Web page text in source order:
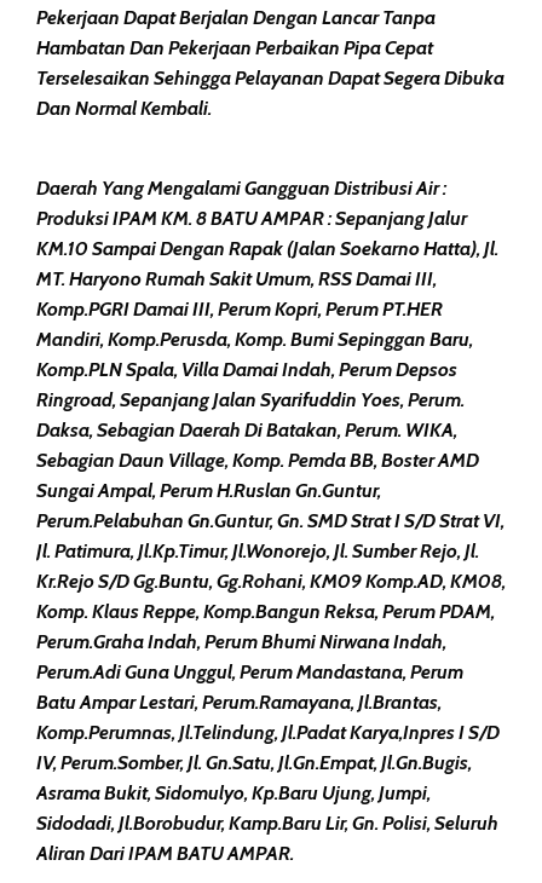
Pekerjaan Dapat Berjalan Dengan Lancar Tanpa
Hambatan Dan Pekerjaan Perbaikan Pipa Cepat
Terselesaikan Sehingga Pelayanan Dapat Segera Dibuka
Dan Normal Kembali.
Daerah Yang Mengalami Gangguan Distribusi Air :
Produksi IPAM KM. 8 BATU AMPAR : Sepanjang Jalur
KM.10 Sampai Dengan Rapak (Jalan Soekarno Hatta), Jl.
MT. Haryono Rumah Sakit Umum, RSS Damai III,
Komp.PGRI Damai III, Perum Kopri, Perum PT.HER
Mandiri, Komp.Perusda, Komp. Bumi Sepinggan Baru,
Komp.PLN Spala, Villa Damai Indah, Perum Depsos
Ringroad, Sepanjang Jalan Syarifuddin Yoes, Perum.
Daksa, Sebagian Daerah Di Batakan, Perum. WIKA,
Sebagian Daun Village, Komp. Pemda BB, Boster AMD
Sungai Ampal, Perum H.Ruslan Gn.Guntur,
Perum.Pelabuhan Gn.Guntur, Gn. SMD Strat I S/d Strat VI,
Jl. Patimura, Jl.Kp.Timur, Jl.Wonorejo, Jl. Sumber Rejo, Jl.
Kr.Rejo S/d Gg.Buntu, Gg.Rohani, KM09 Komp.AD, KM08,
Komp. Klaus Reppe, Komp.Bangun Reksa, Perum PDAM,
Perum.Graha Indah, Perum Bhumi Nirwana Indah,
Perum.Adi Guna Unggul, Perum Mandastana, Perum
Batu Ampar Lestari, Perum.Ramayana, Jl.Brantas,
Komp.Perumnas, Jl.Telindung, Jl.Padat Karya,Inpres I S/d
IV, Perum.Somber, Jl. Gn.Satu, Jl.Gn.Empat, Jl.Gn.Bugis,
Asrama Bukit, Sidomulyo, Kp.baru Ujung, Jumpi,
Sidodadi, Jl.Borobudur, Kamp.Baru Lir, Gn. Polisi, Seluruh
Aliran Dari IPAM BATU AMPAR.